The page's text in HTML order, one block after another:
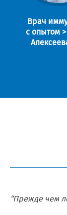
Врач
с опытом >
“Прежде чем